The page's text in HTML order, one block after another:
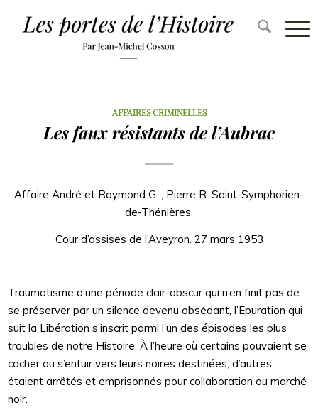
AFFAIRES CRIMINELLES
Les faux résistants de l’Aubrac
Affaire André et Raymond G. ; Pierre R. Saint-Symphorien-
de-Thénières.
Cour d’assises de l’Aveyron. 27 mars 1953
Traumatisme d’une période clair-obscur qui n’en finit pas de
se préserver par un silence devenu obsédant, l’Epuration qui
suit la Libération s’inscrit parmi l’un des épisodes les plus
troubles de notre Histoire. À l’heure où certains pouvaient se
cacher ou s’enfuir vers leurs noires destinées, d’autres
étaient arrêtés et emprisonnés pour collaboration ou marché
noir.